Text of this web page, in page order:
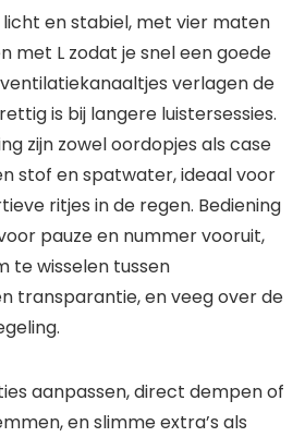
licht en stabiel, met vier maten
met L zodat je snel een goede
verlagen de
is bij langere luistersessies.
zijn zowel oordopjes als case
stof en spatwater, ideaal voor
ritjes in de regen. Bediening
pauze en nummer vooruit,
te wisselen tussen
transparantie, en veeg over de
aanpassen, direct dempen of
en slimme extra’s als